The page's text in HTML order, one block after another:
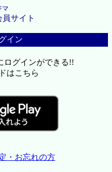
マ
サイト
イン
ログインができる!!
はこちら
・お忘れの方